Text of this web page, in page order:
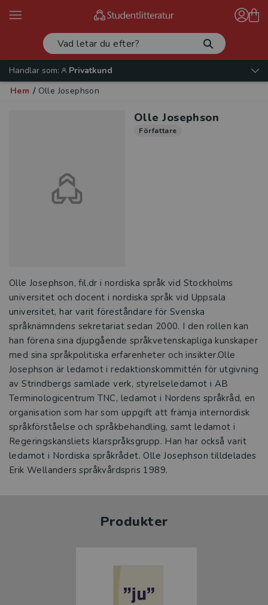
Handlar som:
Privatkund
Hem / Olle Josephson
Olle Josephson
Författare
Olle Josephson, fil.dr i nordiska språk vid Stockholms
universitet och docent i nordiska språk vid Uppsala
universitet, har varit föreståndare för Svenska
språknämndens sekretariat sedan 2000. I den rollen kan
han förena sina djupgående språkvetenskapliga kunskaper
med sina språkpolitiska erfarenheter och insikter.Olle
Josephson är ledamot i redaktionskommittén för utgivning
av Strindbergs samlade verk, styrelseledamot i AB
Terminologicentrum TNC, ledamot i Nordens språkråd, en
organisation som har som uppgift att främja internordisk
språkförståelse och språkbehandling, samt ledamot i
Regeringskansliets klarspråksgrupp. Han har också varit
ledamot i Nordiska språkrådet. Olle Josephson tilldelades
Erik Wellanders språkvårdspris 1989.
Produkter